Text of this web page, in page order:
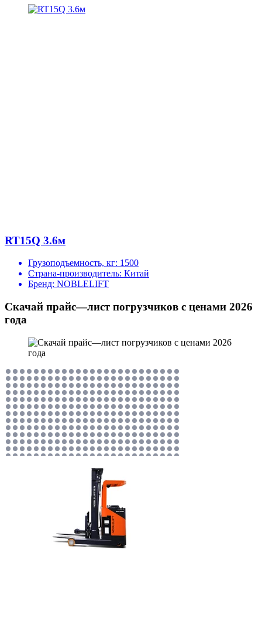
RT15Q 3.6м
Грузоподъемность, кг: 1500
Страна-производитель: Китай
Бренд: NOBLELIFT
Скачай прайс—лист погрузчиков с ценами 2026
года